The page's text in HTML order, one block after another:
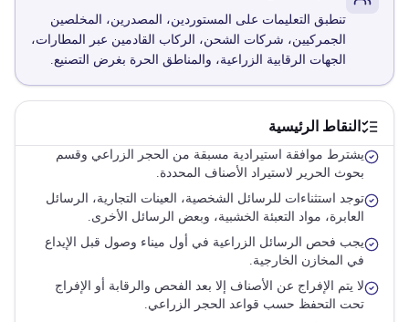
تنطبق التعليمات على المستوردين، المصدرين، المخلصين
الجمركيين، شركات الشحن، الركاب القادمين عبر المطارات،
الجهات الرقابية الزراعية، والمناطق الحرة بغرض التصنيع.
النقاط الرئيسية
يشترط موافقة استيرادية مسبقة من الحجر الزراعي وقسم
بحوث الحرير لاستيراد الأصناف المحددة.
توجد استثناءات للرسائل الشخصية، العينات التجارية، الرسائل
العابرة، مواد التعبئة الخشبية، وبعض الرسائل الأخرى.
يجب فحص الرسائل الزراعية في أول ميناء وصول قبل الإيداع
في المخازن الخارجية.
لا يتم الإفراج عن الأصناف إلا بعد الفحص والرقابة أو الإفراج
تحت التحفظ حسب قواعد الحجر الزراعي.